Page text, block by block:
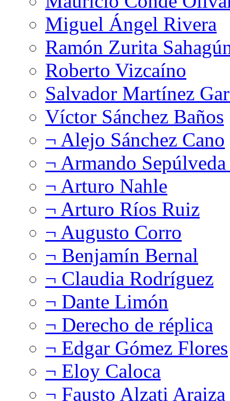
Miguel Ángel Rivera
Ramón Zurita
Roberto Vizcaíno
Salvador Martínez
Víctor Sánchez Baños
¬ Alejo Sánchez Cano
¬ Armando
¬ Arturo Nahle
¬ Arturo Ríos Ruiz
¬ Augusto Corro
¬ Benjamín Bernal
¬ Claudia Rodríguez
¬ Dante Limón
¬ Derecho de réplica
¬ Edgar Gómez Flores
¬ Eloy Caloca
¬ Fausto Alzati Araiza